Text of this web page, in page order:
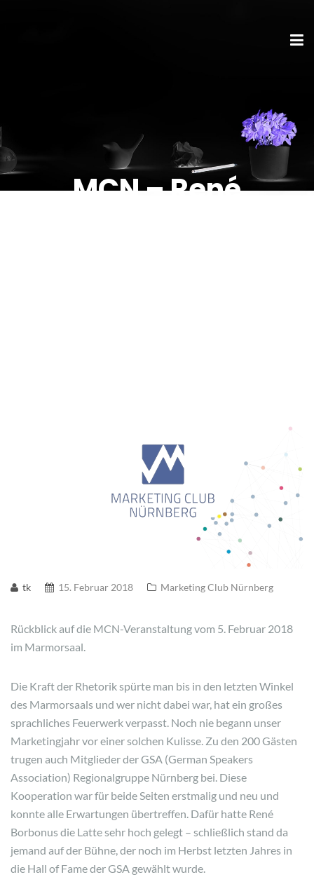
MCN – René
tk 15. Februar 2018 Marketing Club Nürnberg
Rückblick auf die MCN-Veranstaltung vom 5. Februar 2018
im Marmorsaal.
Die Kraft der Rhetorik spürte man bis in den letzten Winkel
des Marmorsaals und wer nicht dabei war, hat ein großes
sprachliches Feuerwerk verpasst. Noch nie begann unser
Marketingjahr vor einer solchen Kulisse. Zu den 200 Gästen
trugen auch Mitglieder der GSA (German Speakers
Association) Regionalgruppe Nürnberg bei. Diese
Kooperation war für beide Seiten erstmalig und neu und
konnte alle Erwartungen übertreffen. Dafür hatte René
Borbonus die Latte sehr hoch gelegt – schließlich stand da
jemand auf der Bühne, der noch im Herbst letzten Jahres in
die Hall of Fame der GSA gewählt wurde.